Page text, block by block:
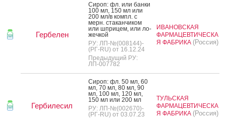
Гербелен
Си­роп: фл. или бан­ки
100 мл, 150 мл или
200 мл/в компл. с
мерн. ста­кан­чи­ком
или шпри­цем, или ло­
жеч­кой
РУ: ЛП-№(008144)-
(РГ-RU) от 16.12.24
Предыдущий РУ:
ЛП-007782
ИВАНОВСКАЯ
ФАРМАЦЕВТИЧЕСКА
Я ФАБРИКА (Россия)
Гербилесил
Си­роп: фл. 50 мл, 60
мл, 70 мл, 80 мл, 90
мл, 100 мл, 120 мл,
150 мл или 200 мл
РУ: ЛП-№(002670)-
(РГ-RU) от 03.07.23
ТУЛЬСКАЯ
ФАРМАЦЕВТИЧЕСКА
Я ФАБРИКА (Россия)